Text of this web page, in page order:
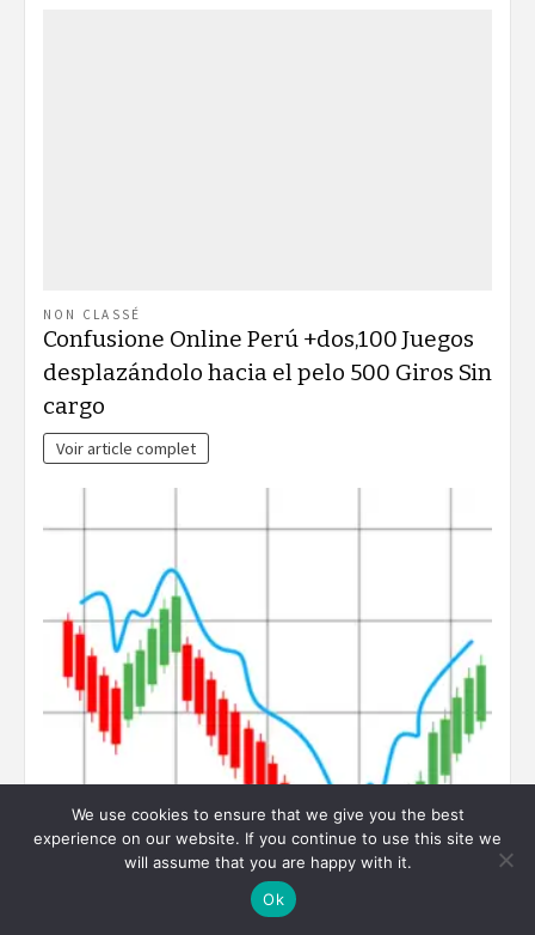
NON CLASSÉ
Confusione Online Perú +dos,100 Juegos
desplazándolo hacia el pelo 500 Giros Sin
cargo
Voir article complet
We use cookies to ensure that we give you the best
experience on our website. If you continue to use this site we
will assume that you are happy with it.
Ok